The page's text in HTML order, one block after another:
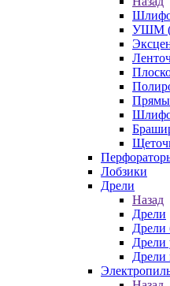
УШМ
Лобзики
Дрели
Назад
Дрели
Дрели
Дрели
Дрели